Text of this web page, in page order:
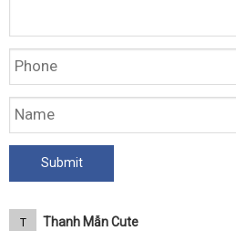
T Thanh Mẫn Cute